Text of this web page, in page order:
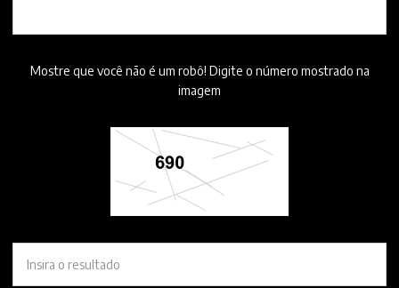
Mostre que você não é um robô! Digite o número mostrado na
imagem